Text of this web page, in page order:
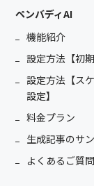
ペンバディAI
機能紹介
設定方法【初期
設定方法【ス
設定】
料金プラン
生成記事のサ
よくあるご質問